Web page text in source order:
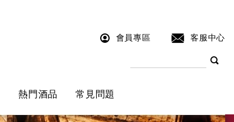
會員專區 客服中心
熱門酒品 常見問題